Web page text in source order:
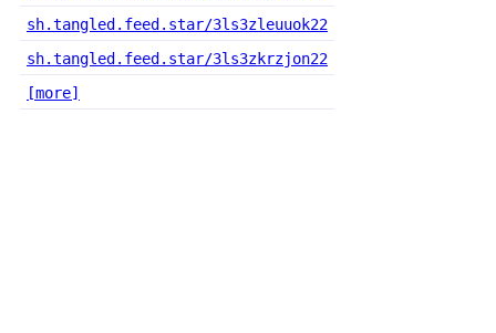
sh.tangled.feed.star/3ls3zleuuok22
sh.tangled.feed.star/3ls3zkrzjon22
[more]